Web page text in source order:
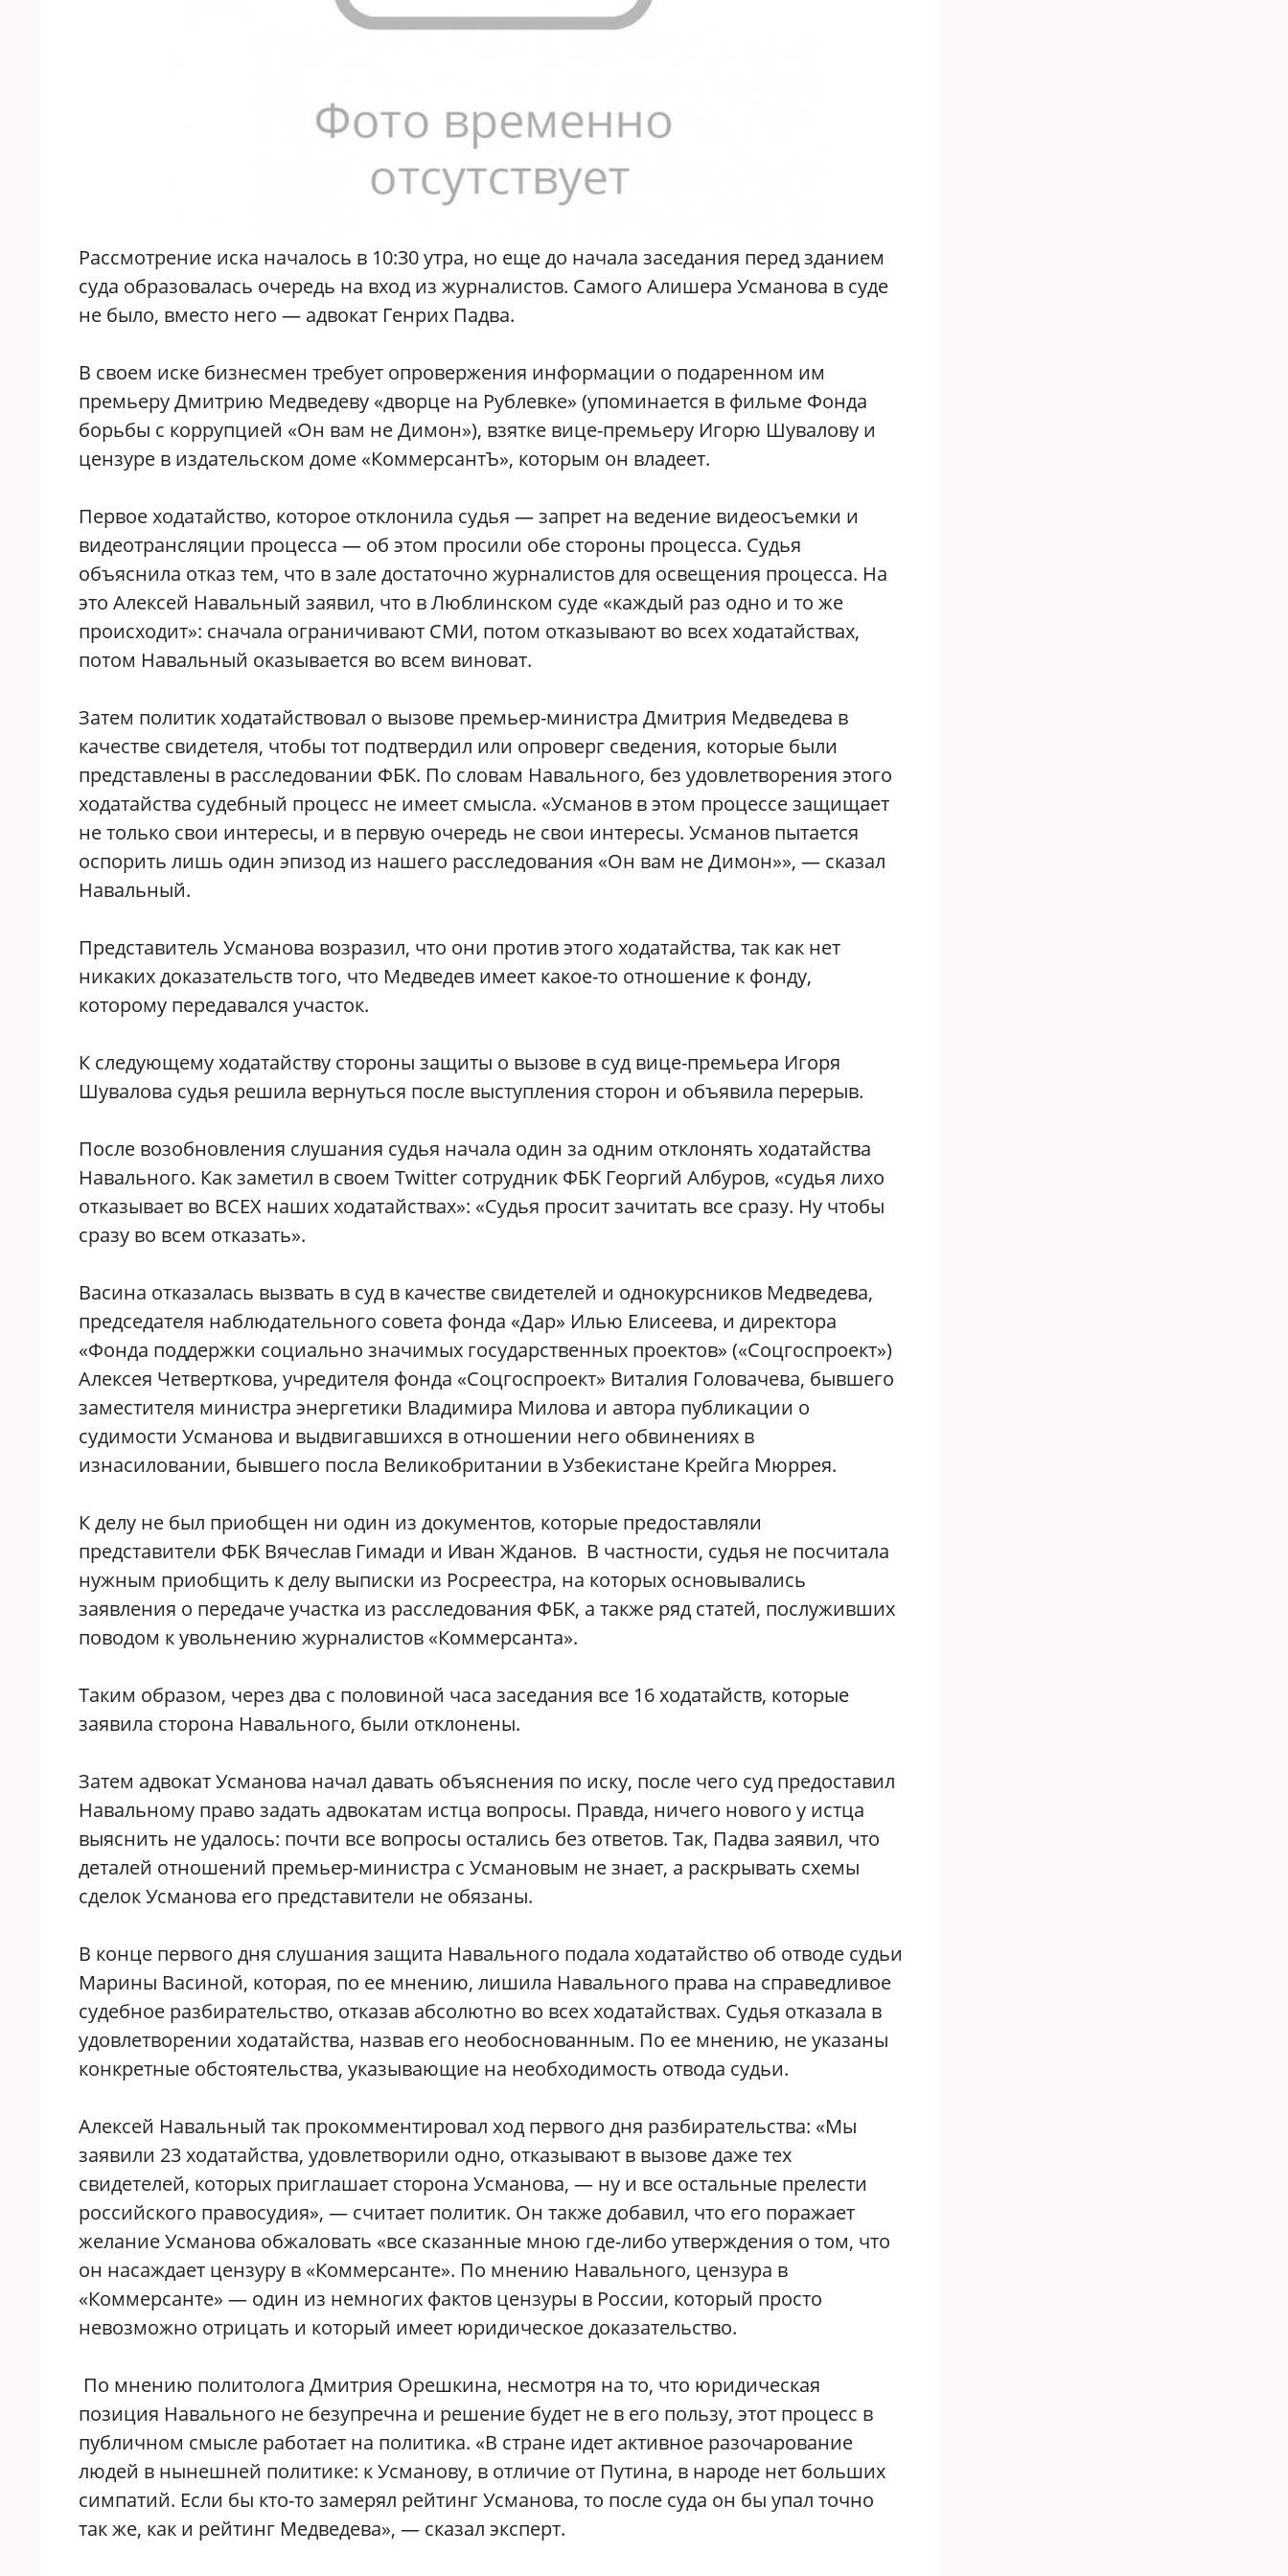
Рассмотрение иска началось в 10:30 утра, но еще до начала заседания перед зданием
суда образовалась очередь на вход из журналистов. Самого Алишера Усманова в суде
не было, вместо него — адвокат Генрих Падва.
В своем иске бизнесмен требует опровержения информации о подаренном им
премьеру Дмитрию Медведеву «дворце на Рублевке» (упоминается в фильме Фонда
борьбы с коррупцией «Он вам не Димон»), взятке вице-премьеру Игорю Шувалову и
цензуре в издательском доме «КоммерсантЪ», которым он владеет.
Первое ходатайство, которое отклонила судья — запрет на ведение видеосъемки и
видеотрансляции процесса — об этом просили обе стороны процесса. Судья
объяснила отказ тем, что в зале достаточно журналистов для освещения процесса. На
это Алексей Навальный заявил, что в Люблинском суде «каждый раз одно и то же
происходит»: сначала ограничивают СМИ, потом отказывают во всех ходатайствах,
потом Навальный оказывается во всем виноват.
Затем политик ходатайствовал о вызове премьер-министра Дмитрия Медведева в
качестве свидетеля, чтобы тот подтвердил или опроверг сведения, которые были
представлены в расследовании ФБК. По словам Навального, без удовлетворения этого
ходатайства судебный процесс не имеет смысла. «Усманов в этом процессе защищает
не только свои интересы, и в первую очередь не свои интересы. Усманов пытается
оспорить лишь один эпизод из нашего расследования «Он вам не Димон»», — сказал
Навальный.
Представитель Усманова возразил, что они против этого ходатайства, так как нет
никаких доказательств того, что Медведев имеет какое-то отношение к фонду,
которому передавался участок.
К следующему ходатайству стороны защиты о вызове в суд вице-премьера Игоря
Шувалова судья решила вернуться после выступления сторон и объявила перерыв.
После возобновления слушания судья начала один за одним отклонять ходатайства
Навального. Как заметил в своем Twitter сотрудник ФБК Георгий Албуров, «судья лихо
отказывает во ВСЕХ наших ходатайствах»: «Судья просит зачитать все сразу. Ну чтобы
сразу во всем отказать».
Васина отказалась вызвать в суд в качестве свидетелей и однокурсников Медведева,
председателя наблюдательного совета фонда «Дар» Илью Елисеева, и директора
«Фонда поддержки социально значимых государственных проектов» («Соцгоспроект»)
Алексея Четверткова, учредителя фонда «Соцгоспроект» Виталия Головачева, бывшего
заместителя министра энергетики Владимира Милова и автора публикации о
судимости Усманова и выдвигавшихся в отношении него обвинениях в
изнасиловании, бывшего посла Великобритании в Узбекистане Крейга Мюррея.
К делу не был приобщен ни один из документов, которые предоставляли
представители ФБК Вячеслав Гимади и Иван Жданов. В частности, судья не посчитала
нужным приобщить к делу выписки из Росреестра, на которых основывались
заявления о передаче участка из расследования ФБК, а также ряд статей, послуживших
поводом к увольнению журналистов «Коммерсанта».
Таким образом, через два с половиной часа заседания все 16 ходатайств, которые
заявила сторона Навального, были отклонены.
Затем адвокат Усманова начал давать объяснения по иску, после чего суд предоставил
Навальному право задать адвокатам истца вопросы. Правда, ничего нового у истца
выяснить не удалось: почти все вопросы остались без ответов. Так, Падва заявил, что
деталей отношений премьер-министра с Усмановым не знает, а раскрывать схемы
сделок Усманова его представители не обязаны.
В конце первого дня слушания защита Навального подала ходатайство об отводе судьи
Марины Васиной, которая, по ее мнению, лишила Навального права на справедливое
судебное разбирательство, отказав абсолютно во всех ходатайствах. Судья отказала в
удовлетворении ходатайства, назвав его необоснованным. По ее мнению, не указаны
конкретные обстоятельства, указывающие на необходимость отвода судьи.
Алексей Навальный так прокомментировал ход первого дня разбирательства: «Мы
заявили 23 ходатайства, удовлетворили одно, отказывают в вызове даже тех
свидетелей, которых приглашает сторона Усманова, — ну и все остальные прелести
российского правосудия», — считает политик. Он также добавил, что его поражает
желание Усманова обжаловать «все сказанные мною где-либо утверждения о том, что
он насаждает цензуру в «Коммерсанте». По мнению Навального, цензура в
«Коммерсанте» — один из немногих фактов цензуры в России, который просто
невозможно отрицать и который имеет юридическое доказательство.
По мнению политолога Дмитрия Орешкина, несмотря на то, что юридическая
позиция Навального не безупречна и решение будет не в его пользу, этот процесс в
публичном смысле работает на политика. «В стране идет активное разочарование
людей в нынешней политике: к Усманову, в отличие от Путина, в народе нет больших
симпатий. Если бы кто-то замерял рейтинг Усманова, то после суда он бы упал точно
так же, как и рейтинг Медведева», — сказал эксперт.